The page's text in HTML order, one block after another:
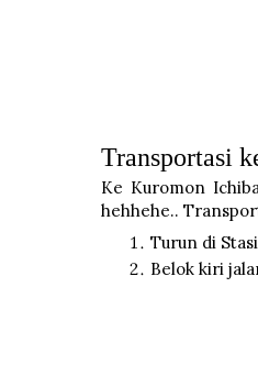
Transportasi
Ke Kuromon
hehhehe..
Turun di
Belok kiri